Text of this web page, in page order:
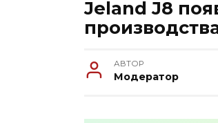
Jeland J8
АВТОР
Модератор